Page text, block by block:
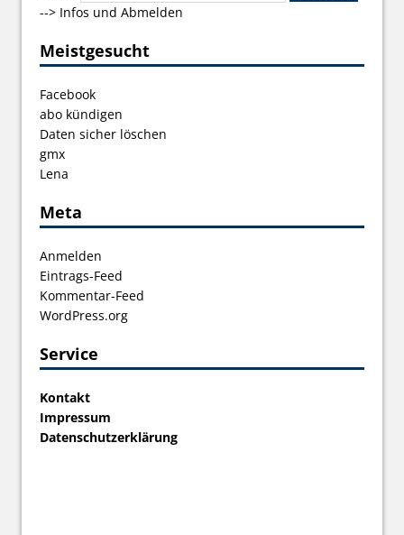
--> Infos und Abmelden
Meistgesucht
Facebook
abo kündigen
Daten sicher löschen
gmx
Lena
Meta
Anmelden
Eintrags-Feed
Kommentar-Feed
WordPress.org
Service
Kontakt
Impressum
Datenschutzerklärung